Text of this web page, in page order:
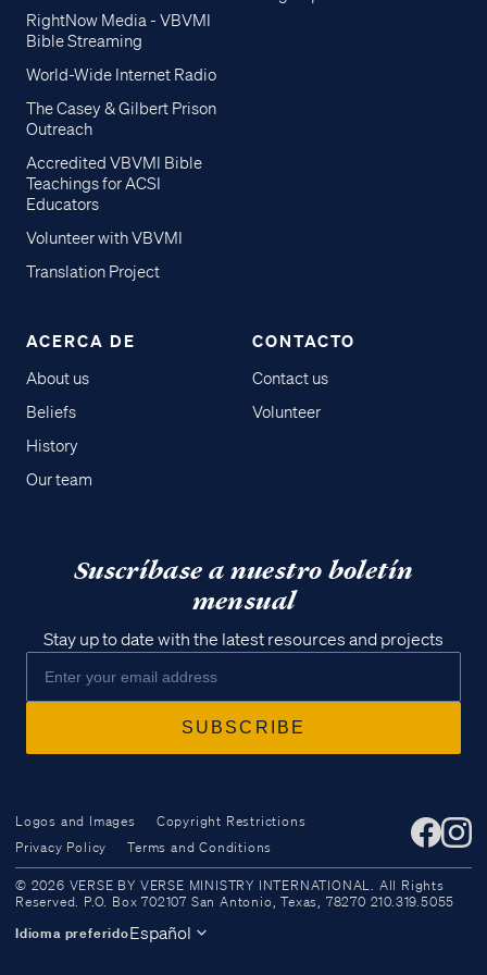
Access all of our teaching materials
through our smartphone apps
RightNow Media - VBVMI
Bible Streaming
World-Wide Internet Radio
The Casey & Gilbert Prison
Outreach
Accredited VBVMI Bible
Teachings for ACSI
Educators
Volunteer with VBVMI
Translation Project
ACERCA DE
About us
Beliefs
History
Our team
CONTACTO
Contact us
Volunteer
Suscríbase a nuestro boletín
mensual
Stay up to date with the latest resources and projects
Logos and Images
Copyright Restrictions
Privacy Policy
Terms and Conditions
© 2026 VERSE BY VERSE MINISTRY INTERNATIONAL. All Rights
Reserved. P.O. Box 702107 San Antonio, Texas, 78270 210.319.5055
Idioma preferidoEspañol